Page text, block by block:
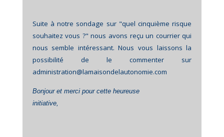
Suite à notre sondage sur "quel cinquième risque
souhaitez vous ?" nous avons reçu un courrier qui
nous semble intéressant. Nous vous laissons la
possibilité de le commenter sur
administration@lamaisondelautonomie.com
Bonjour et merci pour cette heureuse
initiative,